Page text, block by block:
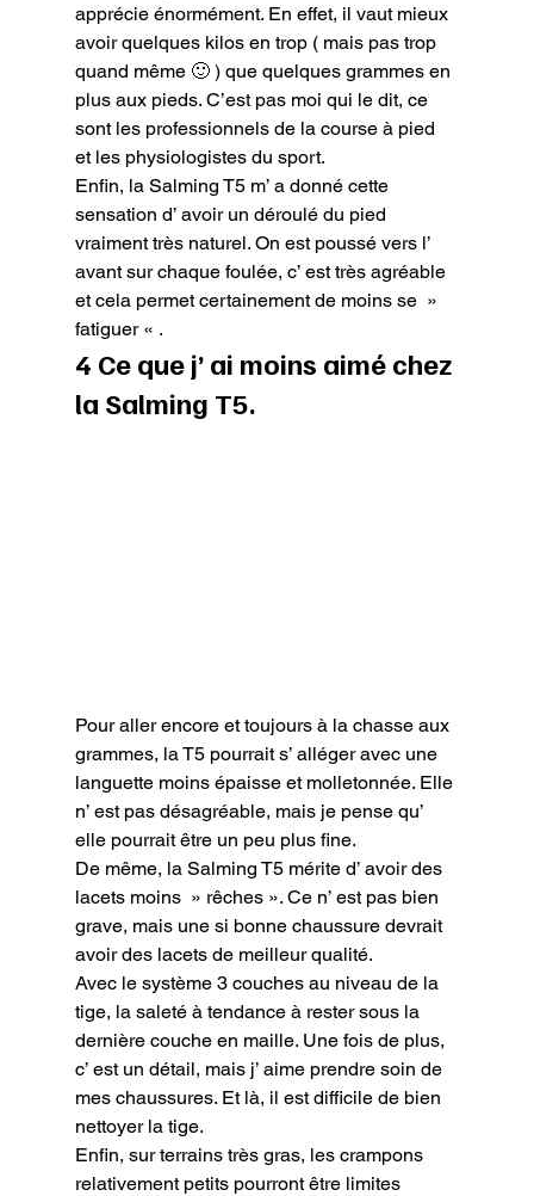
apprécie énormément. En effet, il vaut mieux
avoir quelques kilos en trop ( mais pas trop
quand même 🙂 ) que quelques grammes en
plus aux pieds. C’est pas moi qui le dit, ce
sont les professionnels de la course à pied
et les physiologistes du sport.
Enfin, la Salming T5 m’ a donné cette
sensation d’ avoir un déroulé du pied
vraiment très naturel. On est poussé vers l’
avant sur chaque foulée, c’ est très agréable
et cela permet certainement de moins se  »
fatiguer « .
4 Ce que j’ ai moins aimé chez
la Salming T5.
Pour aller encore et toujours à la chasse aux
grammes, la T5 pourrait s’ alléger avec une
languette moins épaisse et molletonnée. Elle
n’ est pas désagréable, mais je pense qu’
elle pourrait être un peu plus fine.
De même, la Salming T5 mérite d’ avoir des
lacets moins  » rêches ». Ce n’ est pas bien
grave, mais une si bonne chaussure devrait
avoir des lacets de meilleur qualité.
Avec le système 3 couches au niveau de la
tige, la saleté à tendance à rester sous la
dernière couche en maille. Une fois de plus,
c’ est un détail, mais j’ aime prendre soin de
mes chaussures. Et là, il est difficile de bien
nettoyer la tige.
Enfin, sur terrains très gras, les crampons
relativement petits pourront être limites